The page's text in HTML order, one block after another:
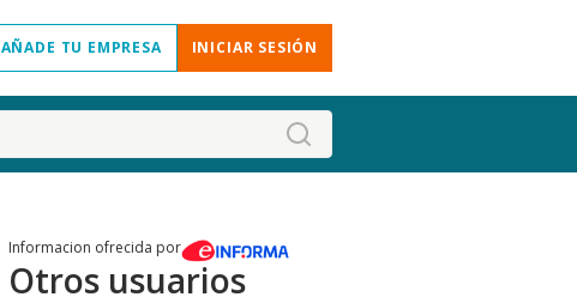
AÑADE TU EMPRESA INICIAR SESIÓN
Informacion ofrecida por
Otros usuarios